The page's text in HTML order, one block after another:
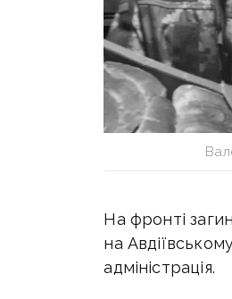
На фронті
на
адміністрація.